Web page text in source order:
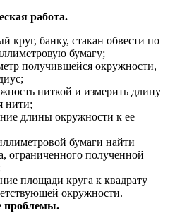
работа.
круг, банку, стакан обвести по
бумагу;
получившейся окружности,
ниткой и измерить длину
нити;
длины окружности к ее
бумаги найти
ограниченного полученной
площади круга к квадрату
окружности.
проблемы.